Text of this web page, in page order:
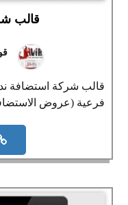
قالب
فرعية (عروض